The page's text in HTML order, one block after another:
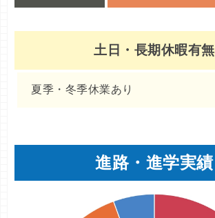
土日・長期休暇有無
夏季・冬季休業あり
進路・進学実績